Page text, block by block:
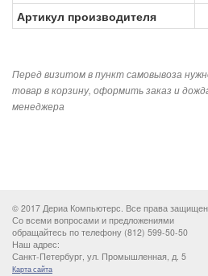
Артикул производителя
Перед визитом в пункт самовывоза
товар в корзину, оформить заказ и
менеджера
© 2017 Дериа Компьютерс. Все права
Со всеми вопросами и предложениями
обращайтесь по телефону (812) 599-50-50
Наш адрес:
Санкт-Петербург, ул. Промышленная, д. 5
Карта сайта